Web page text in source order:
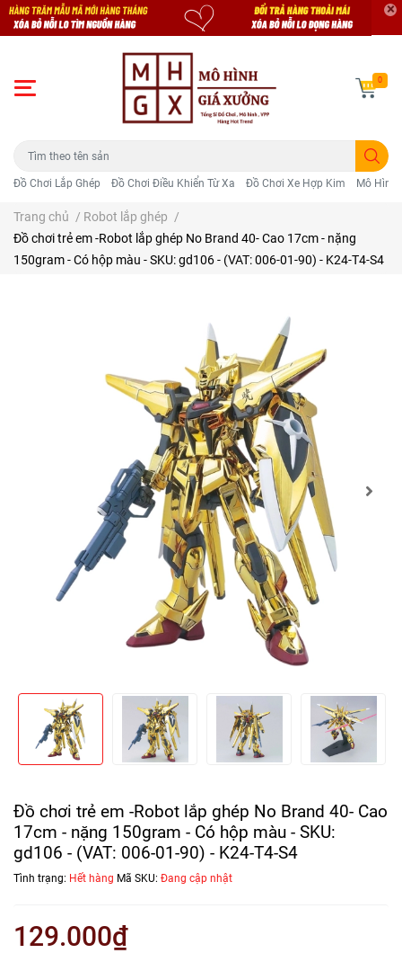
Đồ Chơi Lắp Ghép Đồ Chơi Điều Khiển Từ Xa Đồ Chơi Xe Hợp Kim Mô Hình
0
Trang chủ / Robot lắp ghép /
Đồ chơi trẻ em -Robot lắp ghép No Brand 40- Cao 17cm - nặng
150gram - Có hộp màu - SKU: gd106 - (VAT: 006-01-90) - K24-T4-S4
Đồ chơi trẻ em -Robot lắp ghép No Brand 40- Cao
17cm - nặng 150gram - Có hộp màu - SKU:
gd106 - (VAT: 006-01-90) - K24-T4-S4
Tình trạng: Hết hàng Mã SKU: Đang cập nhật
129.000₫